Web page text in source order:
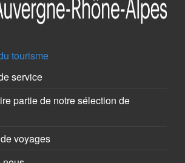
tourisme
service
partie de notre sélection de
voyages